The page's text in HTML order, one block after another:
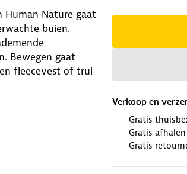
Verkoop en
Gratis
Gratis
Gratis
Human Nature gaat
buien.
Bewegen gaat
fleecevest of trui
maken plek
logo zorgen dat